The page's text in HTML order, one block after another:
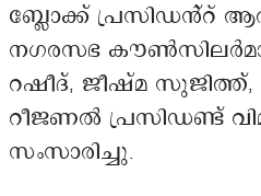
ബ്ലോക്ക് പ്രസിഡൻ്റ്
നഗരസഭ
റഷീദ്, ജീഷ്മ
റീജണൽ പ്രസിഡണ്ട്
സംസാരിച്ചു.